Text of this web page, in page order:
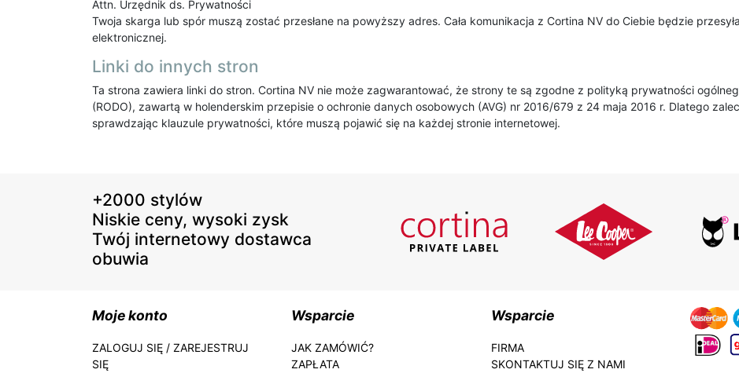
Attn. Urzędnik ds. Prywatności
Twoja skarga lub spór muszą zostać przesłane na powyższy adres. Cała komunikacja z Cortina NV do Ciebie będzie
elektronicznej.
Linki do innych stron
Ta strona zawiera linki do stron. Cortina NV nie może zagwarantować, że strony te są zgodne z polityką prywatności
(RODO), zawartą w holenderskim przepisie o ochronie danych osobowych (AVG) nr 2016/679 z 24 maja 2016 r. Dlatego
sprawdzając klauzule prywatności, które muszą pojawić się na każdej stronie internetowej.
+2000 stylów
Niskie ceny, wysoki zysk
Twój internetowy dostawca
obuwia
Moje konto
ZALOGUJ SIĘ / ZAREJESTRUJ
SIĘ
Wsparcie
JAK ZAMÓWIĆ?
ZAPŁATA
Wsparcie
FIRMA
SKONTAKTUJ SIĘ Z NAMI